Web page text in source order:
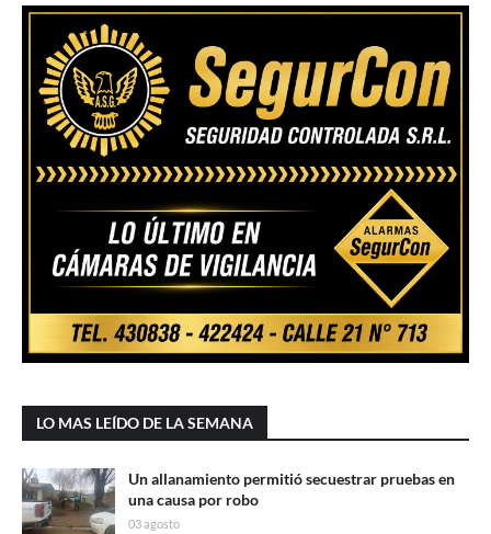
LO MAS LEÍDO DE LA SEMANA
Un allanamiento permitió secuestrar pruebas en
una causa por robo
03 agosto